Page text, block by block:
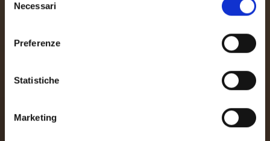
delNecessari
Preferenze
Statistiche
Marketing